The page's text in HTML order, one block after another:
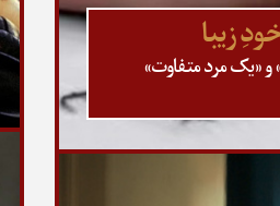
زیبا
و «یک مرد متفاوت»